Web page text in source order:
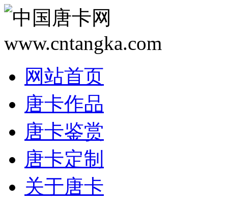
网站首页
唐卡作品
唐卡鉴赏
唐卡定制
关于唐卡